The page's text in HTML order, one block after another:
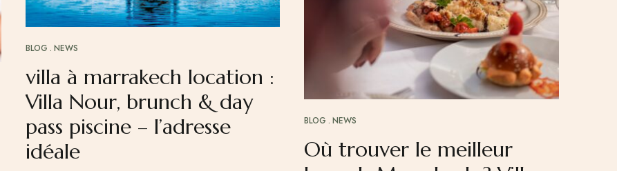
BLOG NEWS
villa à marrakech location :
Villa Nour, brunch & day
pass piscine – l’adresse
idéale
BLOG NEWS
Où trouver le meilleur